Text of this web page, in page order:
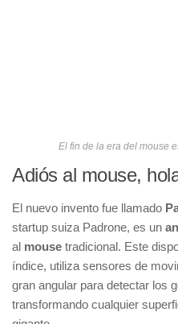
El fin de la era del mouse
Adiós al mouse,
El nuevo invento fue llamado
startup suiza Padrone, es un
al mouse tradicional. Este
índice, utiliza sensores de
gran angular para detectar los
transformando cualquier